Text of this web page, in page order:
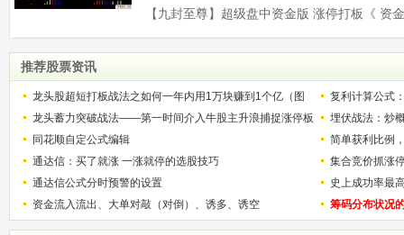
推荐股票资讯
龙头股超短打板战法之如何一年内用1万块赚到1个亿（图
解）
复利计算公式
少？
龙头蓄力突破战法——第一时间介入牛股主升浪捕捉涨停板
的技巧（图解）
埋伏战法：炒
同花顺自定公式编辑
简单获利比例
用
通达信：买了就涨 一涨就停的选股技巧
集合竞价抓涨
通达信公式分时预警的设置
史上成功率最
称选股法宝！
资金流入流出、大单对敲（对倒）、诱多、诱空 筹码分布状况